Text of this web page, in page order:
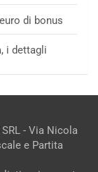
di bonus
i dettagli
- Via Nicola
e Partita